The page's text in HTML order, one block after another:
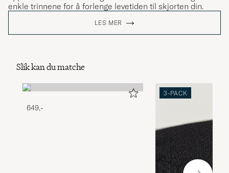
enkle trinnene for å forlenge levetiden til skjorten din.
LES MER
Slik kan du matche
649,-
3-PACK